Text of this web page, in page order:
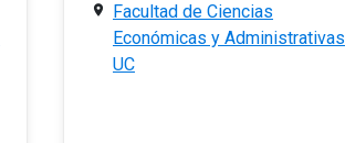
Facultad de Ciencias
Económicas y Administrativas
UC